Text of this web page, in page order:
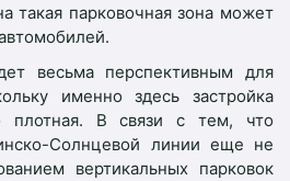
такая парковочная зона может
весьма перспективным для
именно здесь застройка
плотная. В связи с тем, что
Солнцевой линии еще не
вертикальных парковок